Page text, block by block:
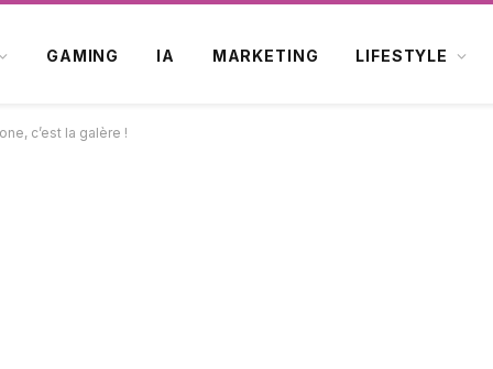
GAMING IA MARKETING LIFESTYLE
c’est la galère !